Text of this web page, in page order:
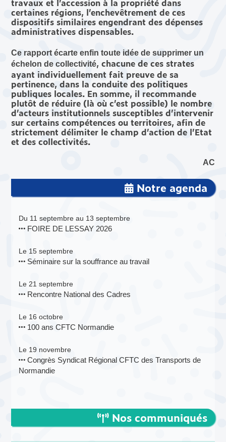
travaux et l’accession à la propriété dans
certaines régions, l’enchevêtrement de ces
dispositifs similaires engendrant des dépenses
administratives dispensables.
Ce rapport écarte enfin toute idée de supprimer un
échelon de collectivité, chacune de ces strates
ayant individuellement fait preuve de sa
pertinence, dans la conduite des politiques
publiques locales. En somme, il recommande
plutôt de réduire (là où c’est possible) le nombre
d’acteurs institutionnels susceptibles d’intervenir
sur certains compétences ou territoires, afin de
strictement délimiter le champ d’action de l’Etat
et des collectivités.
AC
Notre agenda
Du 11 septembre au 13 septembre
FOIRE DE LESSAY 2026
Le 15 septembre
Séminaire sur la souffrance au travail
Le 21 septembre
Rencontre National des Cadres
Le 16 octobre
100 ans CFTC Normandie
Le 19 novembre
Congrès Syndicat Régional CFTC des Transports de
Normandie
Nos communiqués